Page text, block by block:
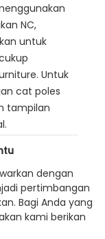
NC,
untuk
Untuk
cat poles
tampilan
dengan
pertimbangan
Bagi Anda yang
kami berikan